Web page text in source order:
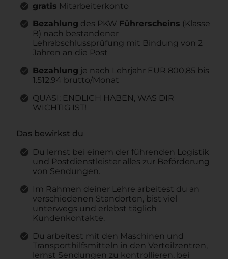
gratis Mitarbeiterkonto
Bezahlung des PKW Führerscheins (Klasse
B) nach bestandener
Lehrabschlussprüfung mit Bindung von 2
Jahren an die Post
Bezahlung je nach Lehrjahr EUR 800,85 bis
1.512,94 brutto/Monat
QUASI: ENDLICH HABEN, WAS DIR
WICHTIG IST!
Das bewirkst du
Du lernst bei einem der führenden Logistik
und Postdienstleister alles zur Beförderung
von Sendungen.
Im Rahmen deiner Lehre arbeitest du an
verschiedenen Standorten, bist viel
unterwegs und erlebst täglich
Kundenkontakte.
Du arbeitest mit den Maschinen und
Transporthilfsmitteln in den Verteilzentren,
lernst Sendungen zu kontrollieren, bei